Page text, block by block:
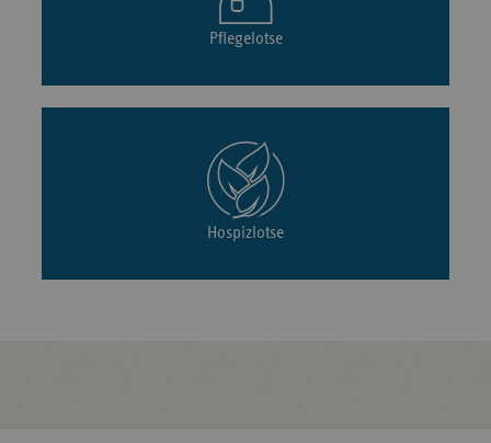
Pflegelotse
Hospizlotse